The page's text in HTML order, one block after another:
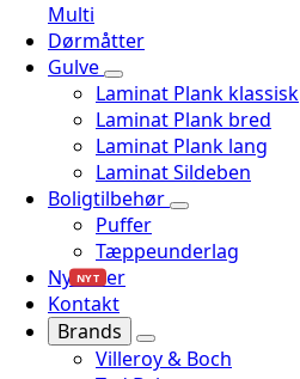
Multi
Dørmåtter
Gulve
Laminat Plank klassisk
Laminat Plank bred
Laminat Plank lang
Laminat Sildeben
Boligtilbehør
Puffer
Tæppeunderlag
Nyheder
NYT
Kontakt
Brands
Villeroy & Boch